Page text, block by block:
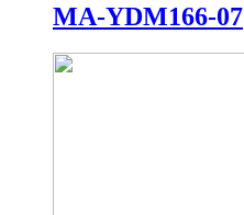
MA-YDM166-07